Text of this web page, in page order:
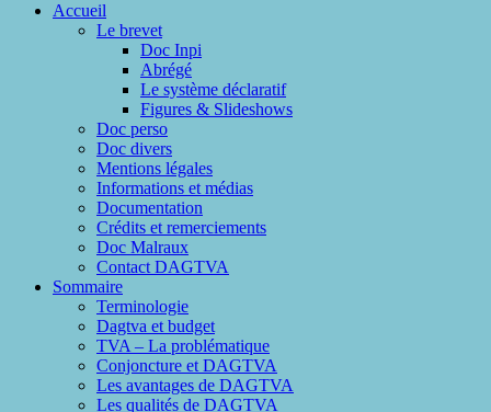
Accueil
Le brevet
Doc Inpi
Abrégé
Le système déclaratif
Figures & Slideshows
Doc perso
Doc divers
Mentions légales
Informations et médias
Documentation
Crédits et remerciements
Doc Malraux
Contact DAGTVA
Sommaire
Terminologie
Dagtva et budget
TVA – La problématique
Conjoncture et DAGTVA
Les avantages de DAGTVA
Les qualités de DAGTVA